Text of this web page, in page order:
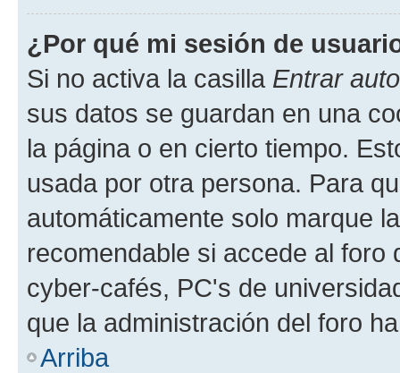
¿Por qué mi sesión de
Si no activa la casilla Entrar
sus datos se guardan en una
la página o en cierto tiempo.
usada por otra persona. Para
automáticamente solo marque
recomendable si accede al foro
cyber-cafés, PC's de
que la administración del foro
Arriba